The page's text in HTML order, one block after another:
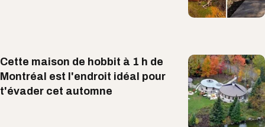
Cette maison de hobbit à 1 h de
Montréal est l'endroit idéal pour
t'évader cet automne